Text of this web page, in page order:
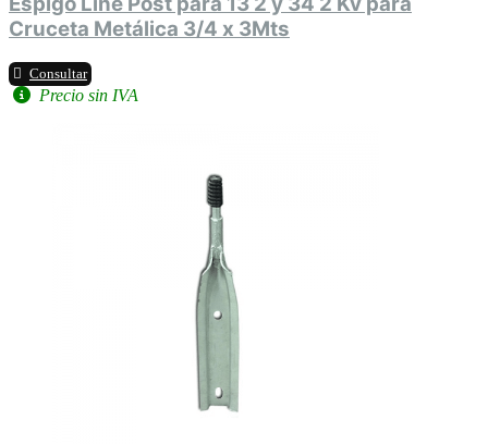
Cruceta Metálica 3/4 x 3Mts
Consultar
Precio sin IVA